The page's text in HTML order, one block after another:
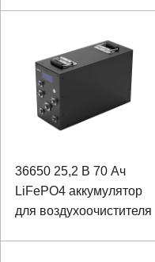
интеллекта неисправной
36650 25,2 В 70 Ач
LiFePO4 аккумулятор
для воздухоочистителя